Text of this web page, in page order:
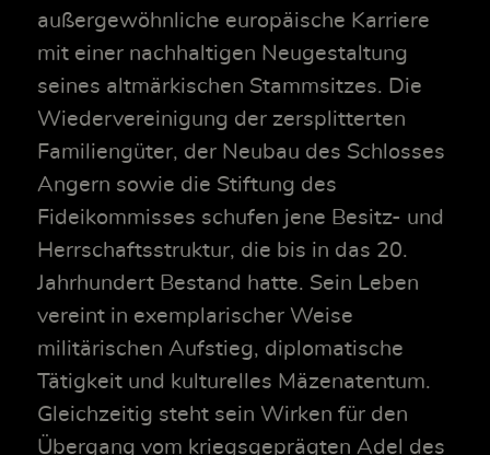
außergewöhnliche europäische Karriere
mit einer nachhaltigen Neugestaltung
seines altmärkischen Stammsitzes. Die
Wiedervereinigung der zersplitterten
Familiengüter, der Neubau des Schlosses
Angern sowie die Stiftung des
Fideikommisses schufen jene Besitz- und
Herrschaftsstruktur, die bis in das 20.
Jahrhundert Bestand hatte. Sein Leben
vereint in exemplarischer Weise
militärischen Aufstieg, diplomatische
Tätigkeit und kulturelles Mäzenatentum.
Gleichzeitig steht sein Wirken für den
Übergang vom kriegsgeprägten Adel des